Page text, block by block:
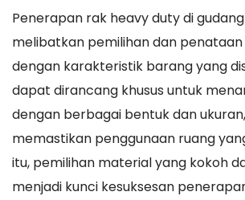
Penerapan rak heavy duty di
melibatkan pemilihan dan penataan
dengan karakteristik barang yang
dapat dirancang khusus untuk
dengan berbagai bentuk dan
memastikan penggunaan ruang
itu, pemilihan material yang kokoh
menjadi kunci kesuksesan